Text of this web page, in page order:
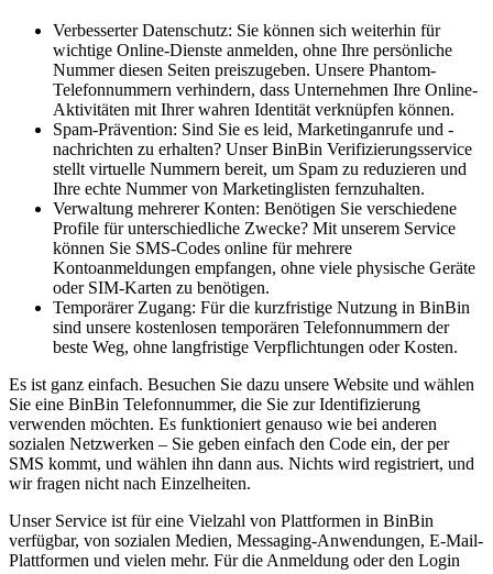
Verbesserter Datenschutz: Sie können sich weiterhin für
wichtige Online-Dienste anmelden, ohne Ihre persönliche
Nummer diesen Seiten preiszugeben. Unsere Phantom-
Telefonnummern verhindern, dass Unternehmen Ihre Online-
Aktivitäten mit Ihrer wahren Identität verknüpfen können.
Spam-Prävention: Sind Sie es leid, Marketinganrufe und -
nachrichten zu erhalten? Unser BinBin Verifizierungsservice
stellt virtuelle Nummern bereit, um Spam zu reduzieren und
Ihre echte Nummer von Marketinglisten fernzuhalten.
Verwaltung mehrerer Konten: Benötigen Sie verschiedene
Profile für unterschiedliche Zwecke? Mit unserem Service
können Sie SMS-Codes online für mehrere
Kontoanmeldungen empfangen, ohne viele physische Geräte
oder SIM-Karten zu benötigen.
Temporärer Zugang: Für die kurzfristige Nutzung in BinBin
sind unsere kostenlosen temporären Telefonnummern der
beste Weg, ohne langfristige Verpflichtungen oder Kosten.
Es ist ganz einfach. Besuchen Sie dazu unsere Website und wählen
Sie eine BinBin Telefonnummer, die Sie zur Identifizierung
verwenden möchten. Es funktioniert genauso wie bei anderen
sozialen Netzwerken – Sie geben einfach den Code ein, der per
SMS kommt, und wählen ihn dann aus. Nichts wird registriert, und
wir fragen nicht nach Einzelheiten.
Unser Service ist für eine Vielzahl von Plattformen in BinBin
verfügbar, von sozialen Medien, Messaging-Anwendungen, E-Mail-
Plattformen und vielen mehr. Für die Anmeldung oder den Login